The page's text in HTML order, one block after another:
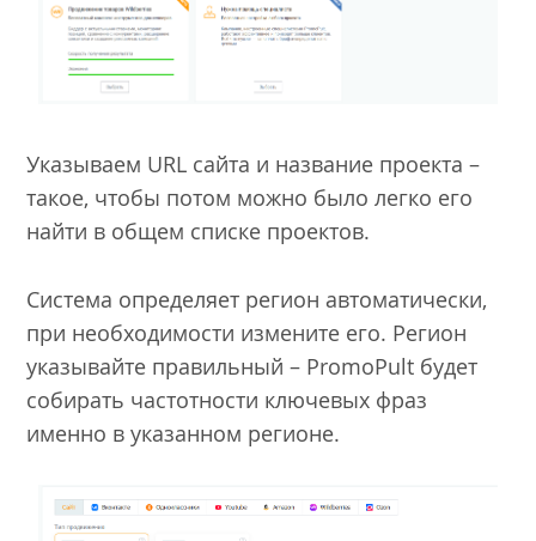
Указываем URL сайта и название проекта –
такое, чтобы потом можно было легко его
найти в общем списке проектов.
Система определяет регион автоматически,
при необходимости измените его. Регион
указывайте правильный – PromoPult будет
собирать частотности ключевых фраз
именно в указанном регионе.